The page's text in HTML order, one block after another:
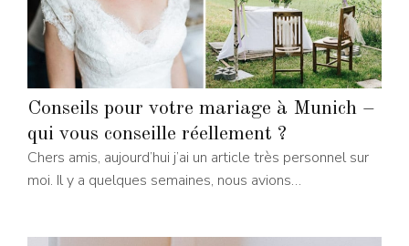
Conseils pour votre mariage à Munich –
qui vous conseille réellement ?
Chers amis, aujourd’hui j’ai un article très personnel sur
moi. Il y a quelques semaines, nous avions…